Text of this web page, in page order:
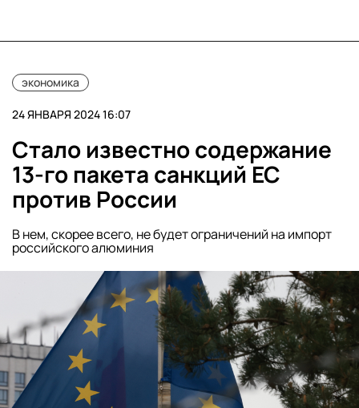
экономика
24 ЯНВАРЯ 2024 16:07
Стало известно содержание
13-го пакета санкций ЕС
против России
В нем, скорее всего, не будет ограничений на импорт
российского алюминия